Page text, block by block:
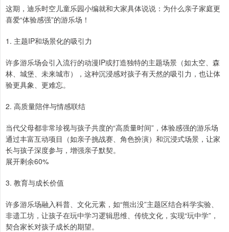
这期，迪乐时空儿童乐园小编就和大家具体说说：为什么亲子家庭更
喜爱“体验感强”的游乐场！
1. 主题IP和场景化的吸引力
许多游乐场会引入流行的动漫IP或打造独特的主题场景（如太空、森
林、城堡、未来城市），这种沉浸感对孩子有天然的吸引力，也让体
验更具象、更难忘。
2. 高质量陪伴与情感联结
当代父母都非常珍视与孩子共度的“高质量时间”，体验感强的游乐场
通过丰富互动项目（如亲子挑战赛、角色扮演）和沉浸式场景，让家
长与孩子深度参与，增强亲子默契。
展开剩余60%
3. 教育与成长价值
许多游乐场融入科普、文化元素，如“熊出没”主题区结合科学实验、
非遗工坊，让孩子在玩中学习逻辑思维、传统文化，实现“玩中学”，
契合家长对孩子成长的期望。